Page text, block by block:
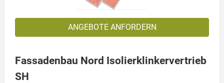
ANGEBOTE ANFORDERN
Fassadenbau Nord Isolierklinkervertrieb
SH